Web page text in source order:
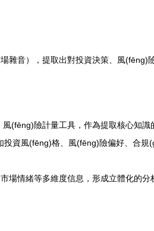
雜音），提取出對投資決策、風(fēng)
險計量工具，作為提取核心知識的
資風(fēng)格、風(fēng)險偏好、合規
情緒等多維度信息，形成立體化的分